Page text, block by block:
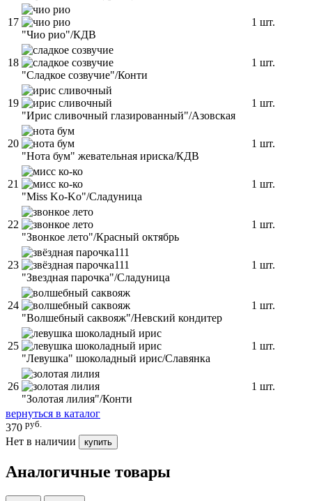
17
"Чио рио"/КДВ
1 шт.
18
"Сладкое созвучие"/Конти
1 шт.
19
"Ирис сливочный глазированный"/Азовская
1 шт.
20
"Нота бум" жевательная ириска/КДВ
1 шт.
21
"Miss Ko-Ko"/Сладуница
1 шт.
22
"Звонкое лето"/Красный октябрь
1 шт.
23
"Звездная парочка"/Сладуница
1 шт.
24
"Волшебный саквояж"/Невский кондитер
1 шт.
25
"Левушка" шоколадный ирис/Славянка
1 шт.
26
"Золотая лилия"/Конти
1 шт.
вернуться в каталог
370 руб.
Нет в наличии купить
Аналогичные товары